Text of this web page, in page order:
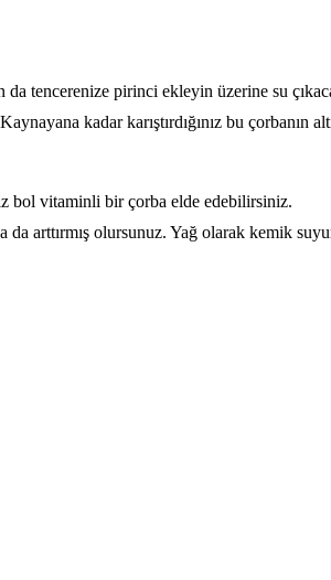
tencerenize pirinci ekleyin üzerine su
kadar karıştırdığınız bu
bol vitaminli bir çorba elde edebilirsiniz.
arttırmış olursunuz. Yağ olarak kemik